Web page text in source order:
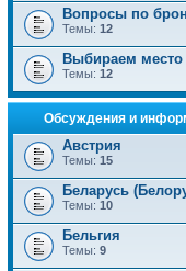
Вопросы по
Темы: 12
Выбираем место
Темы: 12
Обсуждения и
Австрия
Темы: 15
Беларусь
Темы: 10
Бельгия
Темы: 9